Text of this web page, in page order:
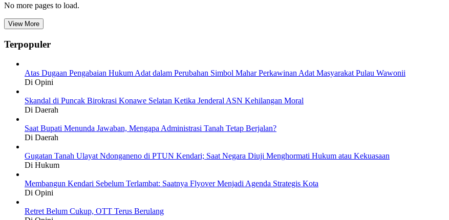
No more pages to load.
View More
Terpopuler
Atas Dugaan Pengabaian Hukum Adat dalam Perubahan Simbol Mahar Perkawinan Adat Masyarakat Pulau Wawonii
Di Opini
Skandal di Puncak Birokrasi Konawe Selatan Ketika Jenderal ASN Kehilangan Moral
Di Daerah
Saat Bupati Menunda Jawaban, Mengapa Administrasi Tanah Tetap Berjalan?
Di Daerah
Gugatan Tanah Ulayat Ndonganeno di PTUN Kendari; Saat Negara Diuji Menghormati Hukum atau Kekuasaan
Di Hukum
Membangun Kendari Sebelum Terlambat: Saatnya Flyover Menjadi Agenda Strategis Kota
Di Opini
Retret Belum Cukup, OTT Terus Berulang